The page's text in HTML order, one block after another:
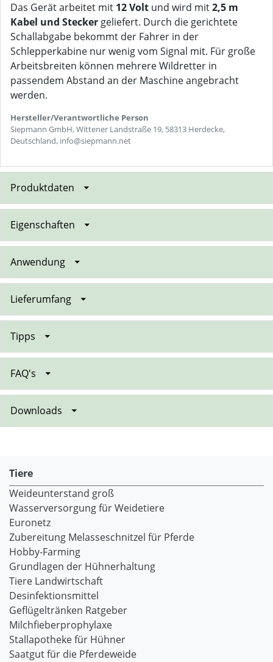
Das Gerät arbeitet mit 12 Volt und wird mit2,5 m
Kabel und Steckergeliefert. Durch die gerichtete
Schallabgabe bekommt der Fahrer in der
Schlepperkabine nur wenig vom Signal mit. Für große
Arbeitsbreiten können mehrere Wildretter in
passendem Abstand an der Maschine angebracht
werden.
Hersteller/Verantwortliche Person
Siepmann GmbH, Wittener Landstraße 19, 58313 Herdecke,
Deutschland, info@siepmann.net
Produktdaten
Eigenschaften
Anwendung
Lieferumfang
Tipps
FAQ's
Downloads
Tiere
Weideunterstand groß
Wasserversorgung für Weidetiere
Euronetz
Zubereitung Melasseschnitzel für Pferde
Hobby-Farming
Grundlagen der Hühnerhaltung
Tiere Landwirtschaft
Desinfektionsmittel
Geflügeltränken Ratgeber
Milchfieberprophylaxe
Stallapotheke für Hühner
Saatgut für die Pferdeweide